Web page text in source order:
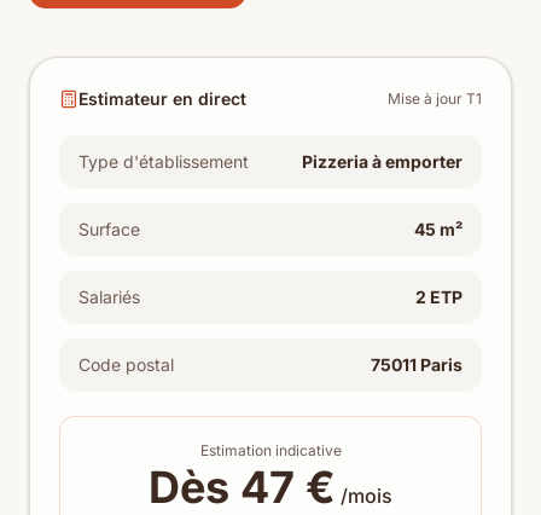
Estimateur en direct Mise à jour T1
Type d'établissement Pizzeria à emporter
Surface 45 m²
Salariés 2 ETP
Code postal 75011 Paris
Estimation indicative
Dès 47 € /mois